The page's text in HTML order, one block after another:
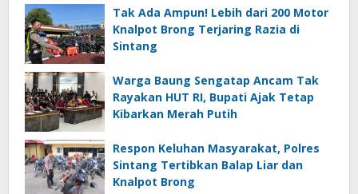
Tak Ada Ampun! Lebih dari 200 Motor
Knalpot Brong Terjaring Razia di
Sintang
Warga Baung Sengatap Ancam Tak
Rayakan HUT RI, Bupati Ajak Tetap
Kibarkan Merah Putih
Respon Keluhan Masyarakat, Polres
Sintang Tertibkan Balap Liar dan
Knalpot Brong